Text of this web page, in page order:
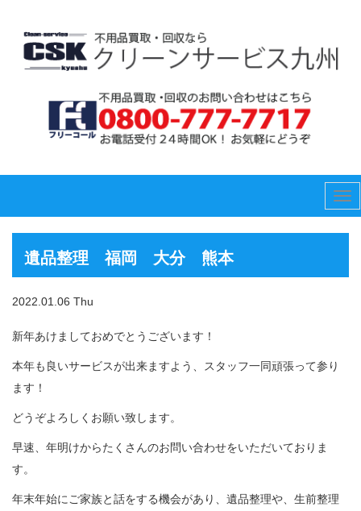
遺品整理 福岡 大分 熊本
2022.01.06 Thu
新年あけましておめでとうございます！
本年も良いサービスが出来ますよう、スタッフ一同頑張って参り
ます！
どうぞよろしくお願い致します。
早速、年明けからたくさんのお問い合わせをいただいておりま
す。
年末年始にご家族と話をする機会があり、遺品整理や、生前整理